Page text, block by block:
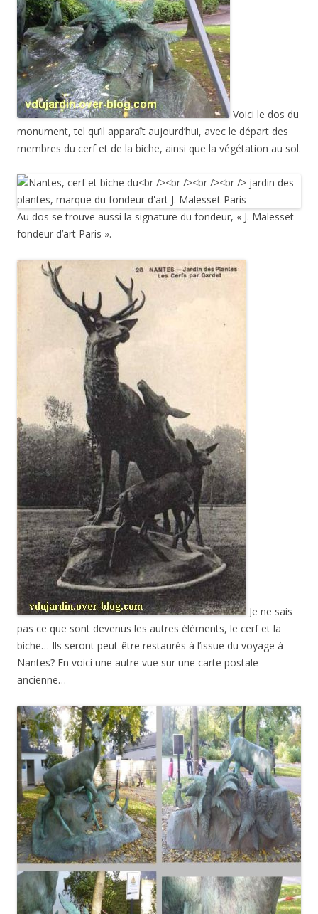
Voici le dos du
monument, tel qu’il apparaît aujourd’hui, avec le départ des
membres du cerf et de la biche, ainsi que la végétation au sol.
Au dos se trouve aussi la signature du fondeur, « J. Malesset
fondeur d’art Paris ».
Je ne sais
pas ce que sont devenus les autres éléments, le cerf et la
biche… Ils seront peut-être restaurés à l’issue du voyage à
Nantes? En voici une autre vue sur une carte postale
ancienne…